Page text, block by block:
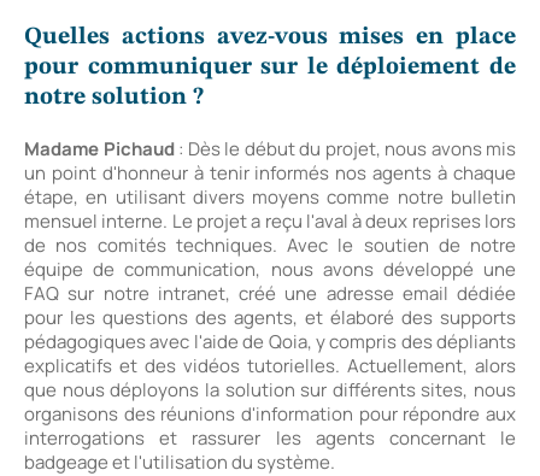
Quelles actions avez-vous mises en place
pour communiquer sur le déploiement de
notre solution ?
Madame Pichaud: Dès le début du projet, nous avons mis
un point d'honneur à tenir informés nos agents à chaque
étape, en utilisant divers moyens comme notre bulletin
mensuel interne. Le projet a reçu l'aval à deux reprises lors
de nos comités techniques. Avec le soutien de notre
équipe de communication, nous avons développé une
FAQ sur notre intranet, créé une adresse email dédiée
pour les questions des agents, et élaboré des supports
pédagogiques avec l'aide de Qoia, y compris des dépliants
explicatifs et des vidéos tutorielles. Actuellement, alors
que nous déployons la solution sur différents sites, nous
organisons des réunions d'information pour répondre aux
interrogations et rassurer les agents concernant le
badgeage et l'utilisation du système.